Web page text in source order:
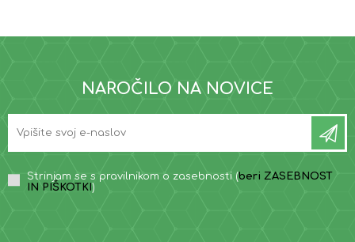
NAROČILO NA NOVICE
Strinjam se s pravilnikom o zasebnosti (beri ZASEBNOST
IN PIŠKOTKI )